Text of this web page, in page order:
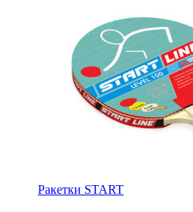
Ракетки START